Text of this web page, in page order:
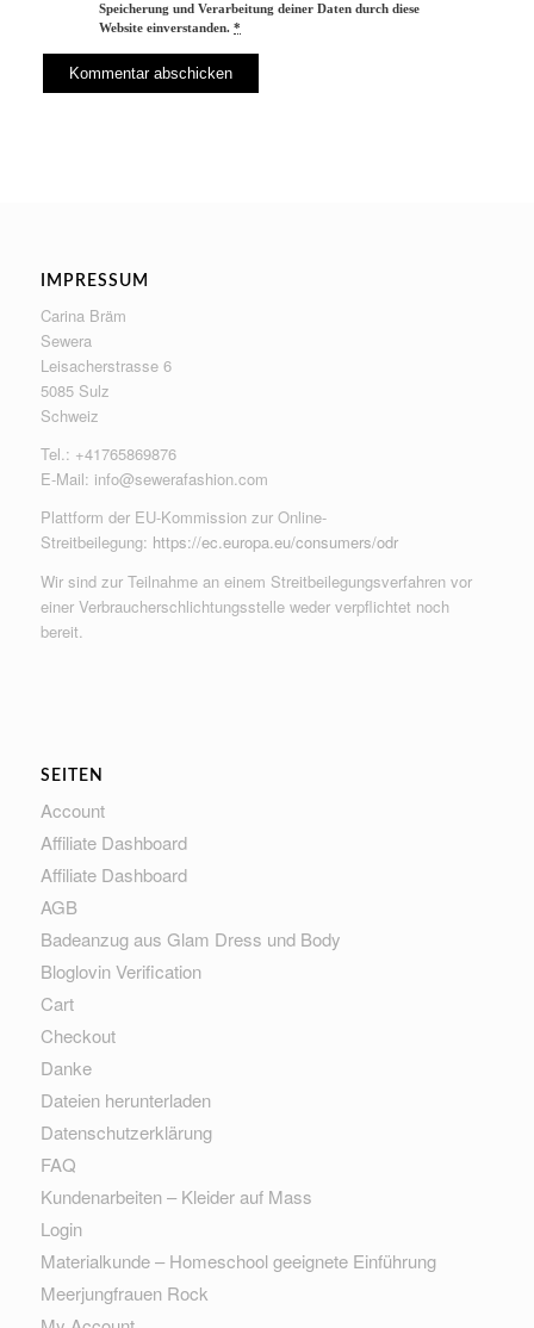
Speicherung und Verarbeitung deiner Daten durch diese
Website einverstanden.*
IMPRESSUM
Carina Bräm
Sewera
Leisacherstrasse 6
5085 Sulz
Schweiz
Tel.: +41765869876
E-Mail: info@sewerafashion.com
Plattform der EU-Kommission zur Online-
Streitbeilegung: https://ec.europa.eu/consumers/odr
Wir sind zur Teilnahme an einem Streitbeilegungsverfahren vor
einer Verbraucherschlichtungsstelle weder verpflichtet noch
bereit.
SEITEN
Account
Affiliate Dashboard
Affiliate Dashboard
AGB
Badeanzug aus Glam Dress und Body
Bloglovin Verification
Cart
Checkout
Danke
Dateien herunterladen
Datenschutzerklärung
FAQ
Kundenarbeiten – Kleider auf Mass
Login
Materialkunde – Homeschool geeignete Einführung
Meerjungfrauen Rock